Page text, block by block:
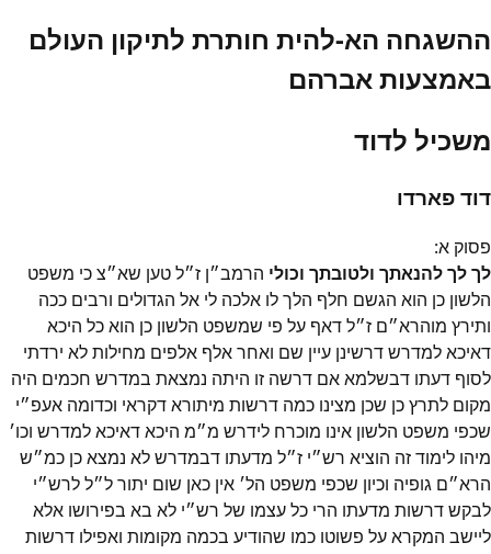
ההשגחה הא-להית חותרת לתיקון העולם
באמצעות אברהם
משכיל לדוד
דוד פארדו
פסוק א:
לך לך להנאתך ולטובתך וכולי הרמב״ן ז״ל טען שא״צ כי משפט
הלשון כן הוא הגשם חלף הלך לו אלכה לי אל הגדולים ורבים ככה
ותירץ מוהרא״ם ז״ל דאף על פי שמשפט הלשון כן הוא כל היכא
דאיכא למדרש דרשינן עיין שם ואחר אלף אלפים מחילות לא ירדתי
לסוף דעתו דבשלמא אם דרשה זו היתה נמצאת במדרש חכמים היה
מקום לתרץ כן שכן מצינו כמה דרשות מיתורא דקראי וכדומה אעפ״י
שכפי משפט הלשון אינו מוכרח לידרש מ״מ היכא דאיכא למדרש וכו׳
מיהו לימוד זה הוציא רש״י ז״ל מדעתו דבמדרש לא נמצא כן כמ״ש
הרא״ם גופיה וכיון שכפי משפט הל׳ אין כאן שום יתור ל״ל לרש״י
לבקש דרשות מדעתו הרי כל עצמו של רש״י לא בא בפירושו אלא
ליישב המקרא על פשוטו כמו שהודיע בכמה מקומות ואפילו דרשות